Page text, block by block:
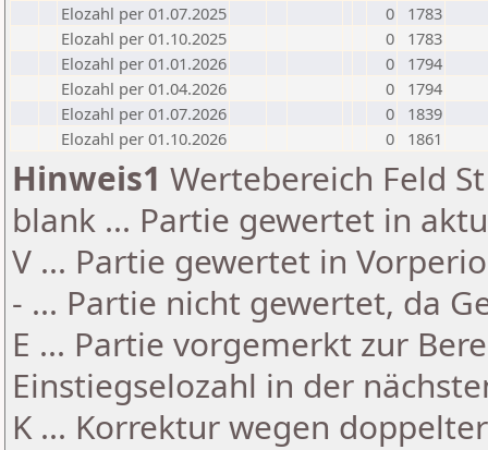
Elozahl per 01.07.2025
0
1783
Elozahl per 01.10.2025
0
1783
Elozahl per 01.01.2026
0
1794
Elozahl per 01.04.2026
0
1794
Elozahl per 01.07.2026
0
1839
Elozahl per 01.10.2026
0 1861
Hinweis1 Wertebereich Feld
blank ... Partie gewertet in
V ... Partie gewertet in
- ... Partie nicht gewertet, da
E ... Partie vorgemerkt zur
Einstiegselozahl in der
K ... Korrektur wegen